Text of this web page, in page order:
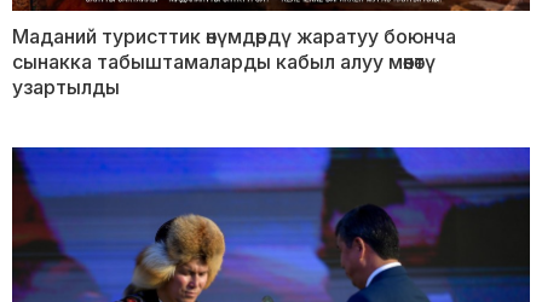
Маданий туристтик өнүмдөрдү жаратуу боюнча
сынакка табыштамаларды кабыл алуу мөөнөтү
узартылды